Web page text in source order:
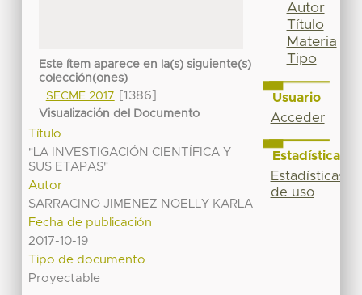
Este ítem aparece en la(s) siguiente(s)
colección(ones)
SECME 2017
[1386]
Visualización del Documento
Título
"LA INVESTIGACIÓN CIENTÍFICA Y
SUS ETAPAS"
Autor
SARRACINO JIMENEZ NOELLY KARLA
Fecha de publicación
2017-10-19
Tipo de documento
Proyectable
Autor
Título
Materia
Tipo
Usuario
Acceder
Estadísticas
Estadísticas
de uso